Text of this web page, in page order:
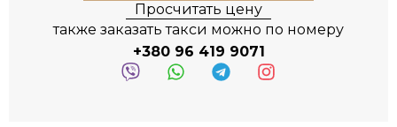
Просчитать цену
также заказать такси можно по номеру
+380 96 419 9071